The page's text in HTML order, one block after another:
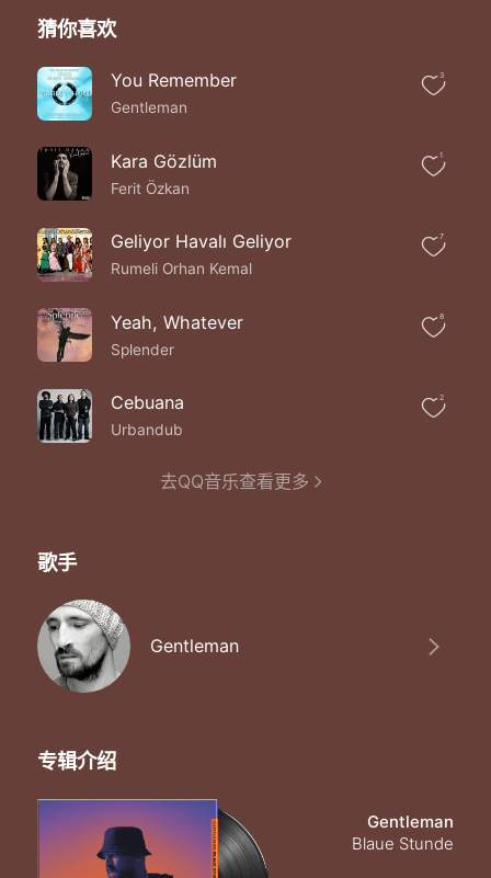
猜你喜欢
You Remember
Gentleman
3
Kara Gözlüm
Ferit Özkan
1
Geliyor Havalı Geliyor
Rumeli Orhan Kemal
7
Yeah, Whatever
Splender
8
Cebuana
Urbandub
2
去QQ音乐查看更多
歌手
Gentleman
专辑介绍
Gentleman
Blaue Stunde